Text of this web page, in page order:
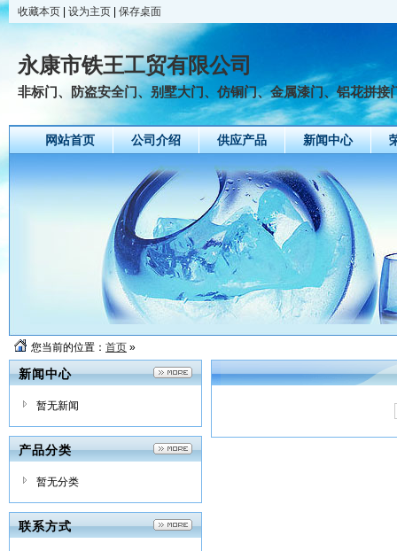
收藏本页 设为主页 保存桌面
永康市铁王工贸有限公司
非标门、防盗安全门、别墅大门、仿铜门、金属漆门、铝花拼接
网站首页 公司介绍 供应产品 新闻中心
您当前的位置： 首页 »
新闻中心
暂无新闻
产品分类
暂无分类
联系方式